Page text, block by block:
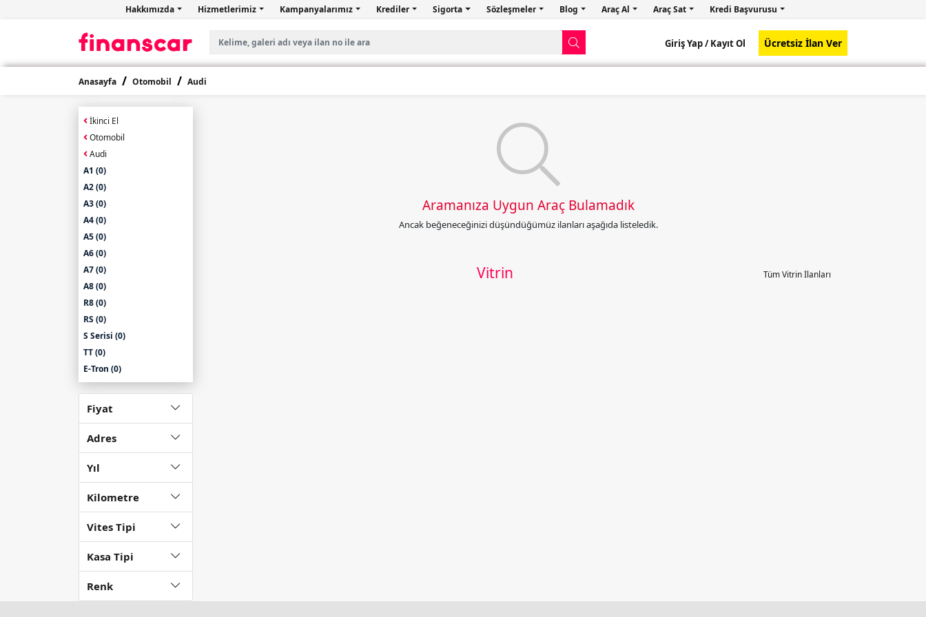
Hakkımızda Hizmetlerimiz Kampanyalarımız Krediler Sigorta Sözleşmeler Blog Araç Al Araç Sat Kredi Başvurusu
Giriş Yap /Kayıt Ol Ücretsiz İlan Ver
Anasayfa Otomobil Audi
İkinci El
Otomobil
Audi
A1 (0)
A2 (0)
A3 (0)
A4 (0)
A5 (0)
A6 (0)
A7 (0)
A8 (0)
R8 (0)
RS (0)
S Serisi (0)
TT (0)
E-Tron (0)
80 Serisi (0)
100 Serisi (0)
Fiyat
Adres
Yıl
Kilometre
Vites Tipi
Kasa Tipi
Renk
Aramanıza Uygun Araç Bulamadık
Ancak beğeneceğinizi düşündüğümüz ilanları aşağıda listeledik.
Vitrin Tüm Vitrin İlanları